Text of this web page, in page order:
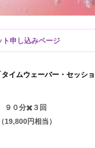
申し込みページ
イムウェーバー・セッシ
９０分✖️３回
円相当）